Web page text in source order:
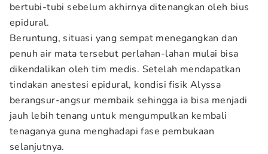
bertubi-tubi sebelum akhirnya ditenangkan oleh bius
epidural.
Beruntung, situasi yang sempat menegangkan dan
penuh air mata tersebut perlahan-lahan mulai bisa
dikendalikan oleh tim medis. Setelah mendapatkan
tindakan anestesi epidural, kondisi fisik Alyssa
berangsur-angsur membaik sehingga ia bisa menjadi
jauh lebih tenang untuk mengumpulkan kembali
tenaganya guna menghadapi fase pembukaan
selanjutnya.